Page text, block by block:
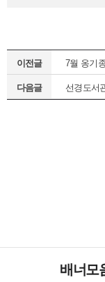
이전글 7월 옹기
다음글 선경도서
배너모